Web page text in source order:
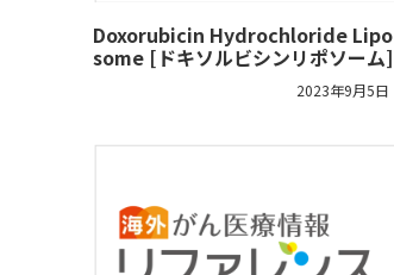
Doxorubicin Hydrochloride Lipo
some [ドキソルビシンリポソーム]
2023年9月5日